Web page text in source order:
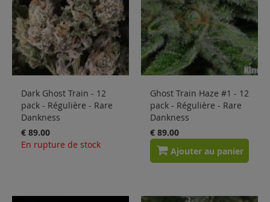
Dark Ghost Train - 12
pack - Régulière - Rare
Dankness
€ 89.00
En rupture de stock
Ghost Train Haze #1 - 12
pack - Régulière - Rare
Dankness
€ 89.00
Ajouter au panier